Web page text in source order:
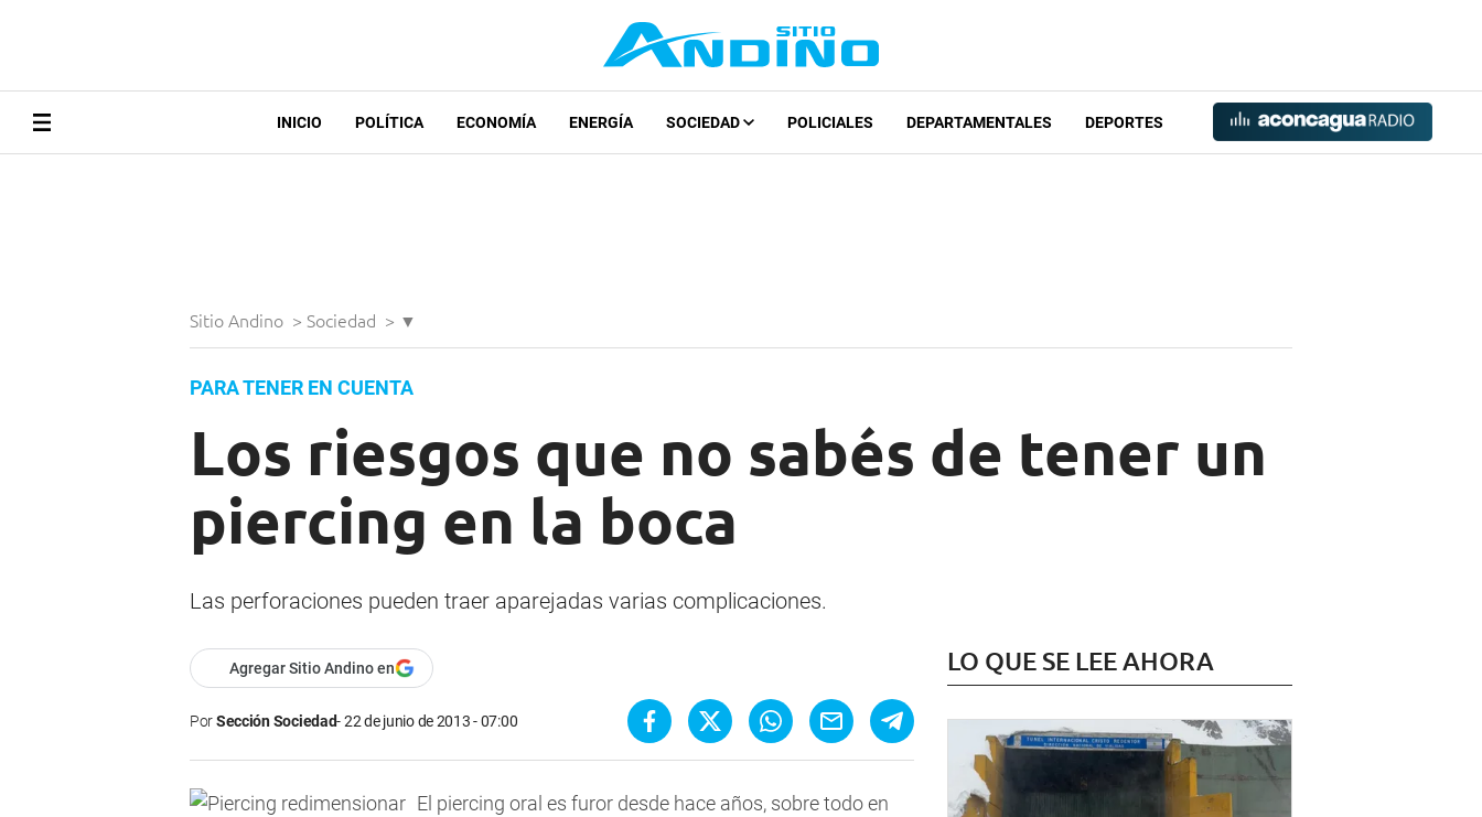
INICIO POLÍTICA ECONOMÍA ENERGÍA SOCIEDAD POLICIALES DEPARTAMENTALES DEPORTES
Sitio Andino > Sociedad > ▼
PARA TENER EN CUENTA
Los riesgos que no sabés de tener un
piercing en la boca
Las perforaciones pueden traer aparejadas varias complicaciones.
Agregar Sitio Andino en
PorSección Sociedad 22 de junio de 2013 - 07:00
El piercing oral es furor desde hace años, sobre todo en
LO QUE SE LEE AHORA